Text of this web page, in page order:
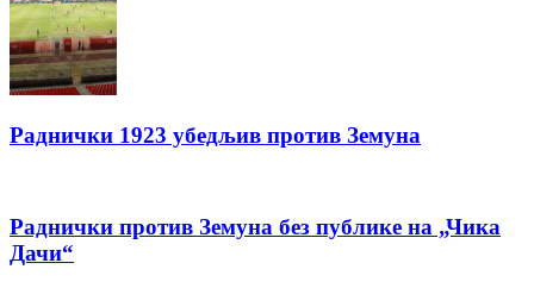
Раднички 1923 убедљив против Земуна
Раднички против Земуна без публике на „Чика
Дачи“